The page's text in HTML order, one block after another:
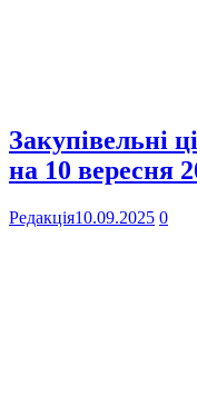
Закупівельні
на 10 вересня
Редакція10.09.2025 0